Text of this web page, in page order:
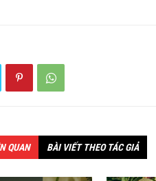
QUAN BÀI VIẾT THEO TÁC GIẢ